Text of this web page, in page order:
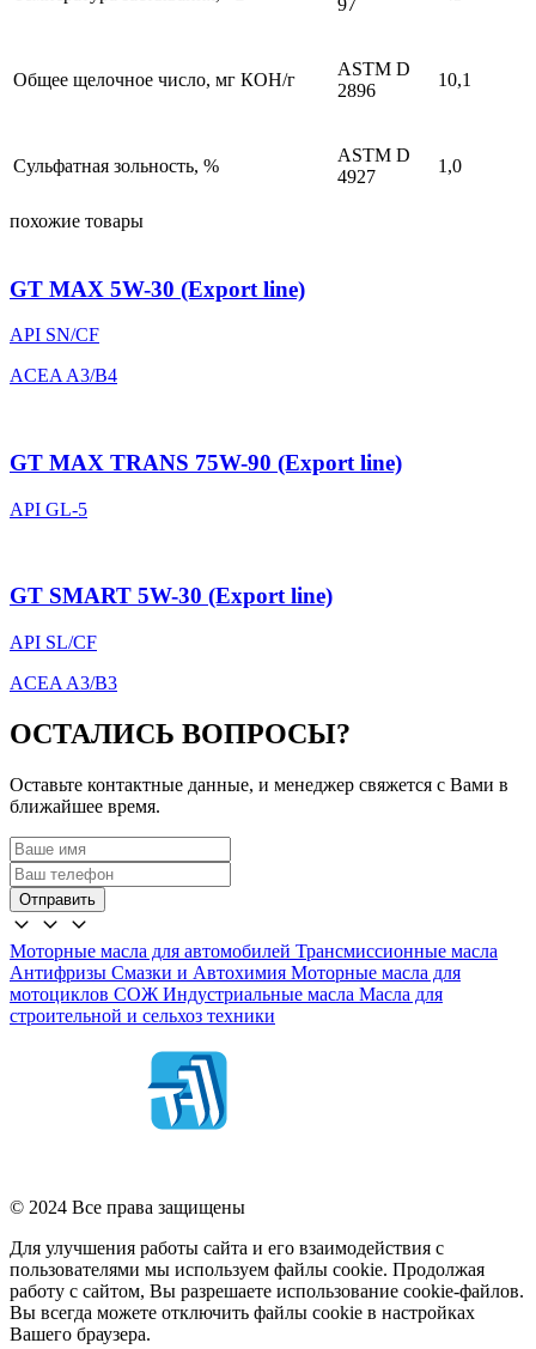
Общее щелочное число, мг КОН/г
ASTM D
2896
10,1
Сульфатная зольность, %
ASTM D
4927
1,0
похожие товары
GT MAX 5W-30 (Export line)
API SN/CF
ACEA A3/B4
GT MAX TRANS 75W-90 (Export line)
API GL-5
GT SMART 5W-30 (Export line)
API SL/CF
ACEA A3/B3
ОСТАЛИСЬ ВОПРОСЫ?
Оставьте контактные данные, и менеджер свяжется с Вами в
ближайшее время.
Отправить
Моторные масла для автомобилей Трансмиссионные масла
Антифризы Смазки и Автохимия Моторные масла для
мотоциклов СОЖ Индустриальные масла Масла для
строительной и сельхоз техники
© 2024 Все права защищены
Для улучшения работы сайта и его взаимодействия с
пользователями мы используем файлы cookie. Продолжая
работу с сайтом, Вы разрешаете использование cookie-файлов.
Вы всегда можете отключить файлы cookie в настройках
Вашего браузера.